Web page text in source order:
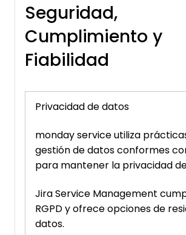
Seguridad,
Cumplimiento y
Fiabilidad
Privacidad de datos
monday service utiliza
gestión de datos conformes
para mantener la privacidad
Jira Service Management
RGPD y ofrece opciones de
datos.